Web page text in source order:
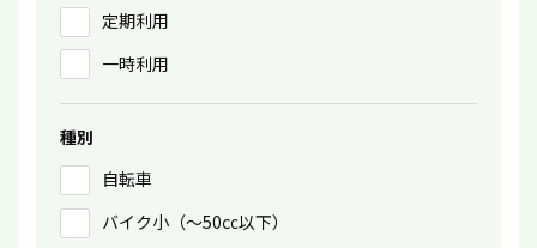
定期利用
一時利用
種別
自転車
バイク小（〜50㏄以下）